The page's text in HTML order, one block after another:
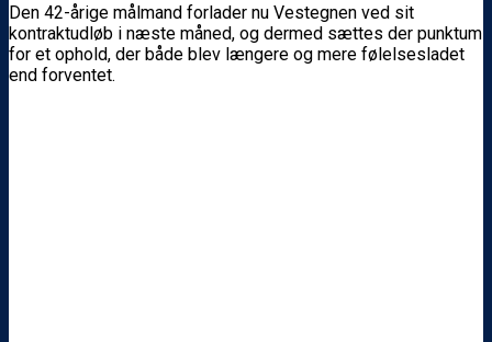
Den 42-årige målmand forlader nu Vestegnen ved sit
kontraktudløb i næste måned, og dermed sættes der punktum
for et ophold, der både blev længere og mere følelsesladet
end forventet.